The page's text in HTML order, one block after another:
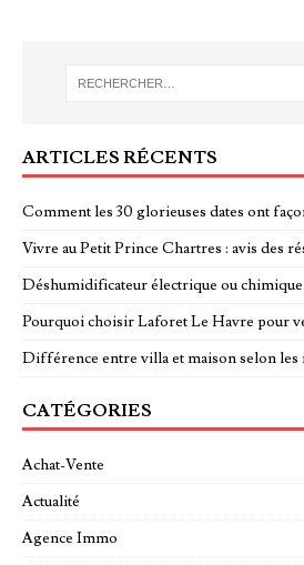
ARTICLES RÉCENTS
Comment les 30 glorieuses dates ont
Vivre au Petit Prince Chartres : avis des
Déshumidificateur électrique ou
Pourquoi choisir Laforet Le Havre pour
Différence entre villa et maison selon les
CATÉGORIES
Achat-Vente
Actualité
Agence Immo